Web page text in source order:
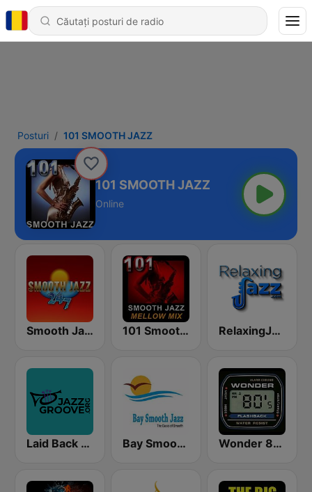
Posturi 101 SMOOTH JAZZ
101 SMOOTH JAZZ
Online
Smooth Jazz 247 101 Smooth Jazz Mellow Mix RelaxingJazz.com - Smooth Jazz
Laid Back Jazz Bay Smooth Jazz Wonder 80's